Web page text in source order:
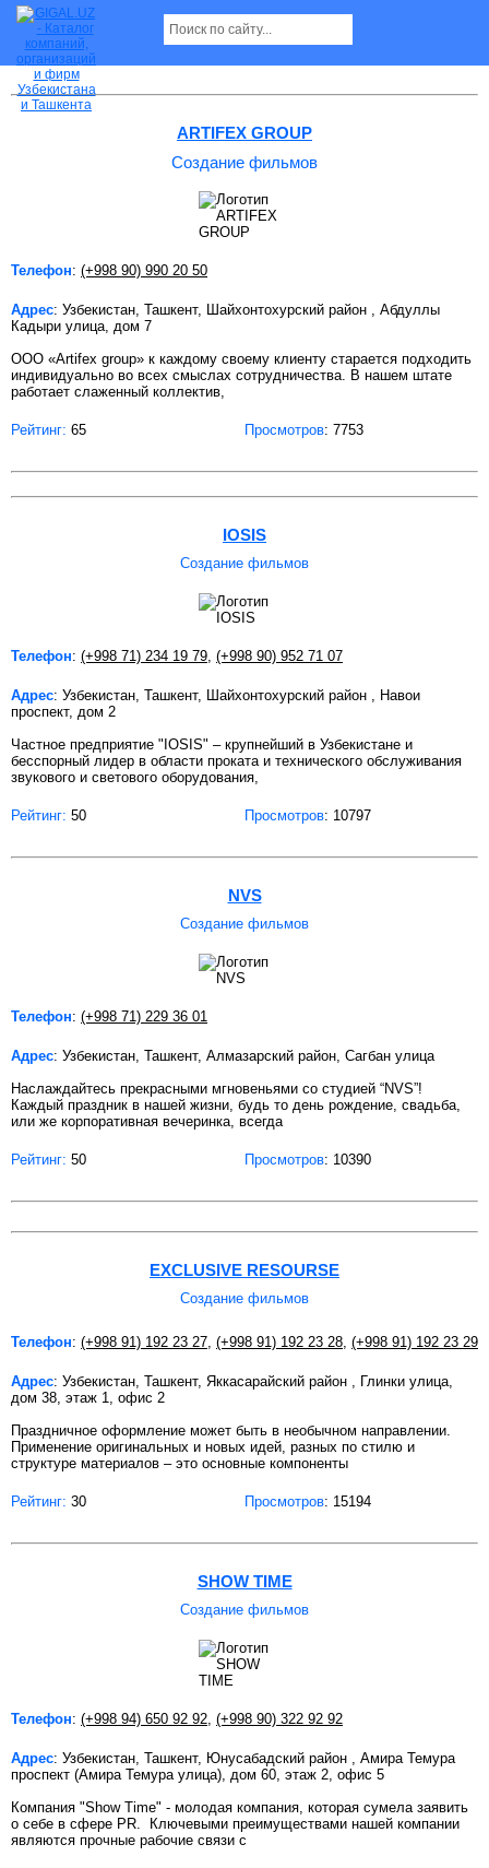
Создание фильмов в Ташкенте Страница 1
ARTIFEX GROUP
Создание фильмов
Телефон: (+998 90) 990 20 50
Адрес: Узбекистан, Ташкент, Шайхонтохурский район , Абдуллы
Кадыри улица, дом 7
ООО «Artifex group» к каждому своему клиенту старается подходить
индивидуально во всех смыслах сотрудничества. В нашем штате
работает слаженный коллектив,
Рейтинг: 65 Просмотров: 7753
IOSIS
Создание фильмов
Телефон: (+998 71) 234 19 79, (+998 90) 952 71 07
Адрес: Узбекистан, Ташкент, Шайхонтохурский район , Навои
проспект, дом 2
Частное предприятие "IOSIS" – крупнейший в Узбекистане и
бесспорный лидер в области проката и технического обслуживания
звукового и светового оборудования,
Рейтинг: 50 Просмотров: 10797
NVS
Создание фильмов
Телефон: (+998 71) 229 36 01
Адрес: Узбекистан, Ташкент, Алмазарский район, Сагбан улица
Наслаждайтесь прекрасными мгновеньями со студией “NVS”!
Каждый праздник в нашей жизни, будь то день рождение, свадьба,
или же корпоративная вечеринка, всегда
Рейтинг: 50 Просмотров: 10390
EXCLUSIVE RESOURSE
Создание фильмов
Телефон: (+998 91) 192 23 27 (+998 91) 192 23 28 (+998 91) 192 23 29
Адрес: Узбекистан, Ташкент, Яккасарайский район , Глинки улица,
дом 38, этаж 1, офис 2
Праздничное оформление может быть в необычном направлении.
Применение оригинальных и новых идей, разных по стилю и
структуре материалов – это основные компоненты
Рейтинг: 30 Просмотров: 15194
SHOW TIME
Создание фильмов
Телефон: (+998 94) 650 92 92 (+998 90) 322 92 92
Адрес: Узбекистан, Ташкент, Юнусабадский район , Амира Темура
проспект (Амира Темура улица), дом 60, этаж 2, офис 5
Компания "Show Time" - молодая компания, которая сумела заявить
о себе в сфере PR. Ключевыми преимуществами нашей компании
являются прочные рабочие связи с